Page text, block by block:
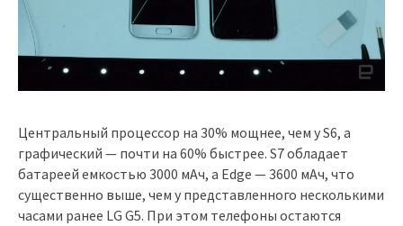
Центральный процессор на 30% мощнее, чем у S6, а
графический — почти на 60% быстрее. S7 обладает
батареей емкостью 3000 мАч, а Edge — 3600 мАч, что
существенно выше, чем у представленного несколькими
часами ранее LG G5. При этом телефоны остаются